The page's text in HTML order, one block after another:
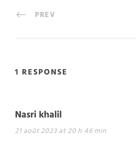
PREV
1 RESPONSE
Nasri khalil
21 août 2023 at 20 h 46 min